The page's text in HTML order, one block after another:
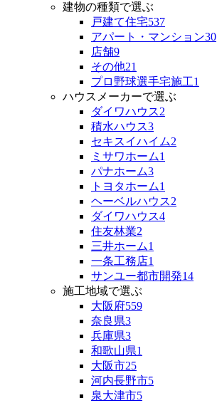
建物の種類で選ぶ
戸建て住宅537
アパート・マンション30
店舗9
その他21
プロ野球選手宅施工1
ハウスメーカーで選ぶ
ダイワハウス2
積水ハウス3
セキスイハイム2
ミサワホーム1
パナホーム3
トヨタホーム1
ヘーベルハウス2
ダイワハウス4
住友林業2
三井ホーム1
一条工務店1
サンユー都市開発14
施工地域で選ぶ
大阪府559
奈良県3
兵庫県3
和歌山県1
大阪市25
河内長野市5
泉大津市5